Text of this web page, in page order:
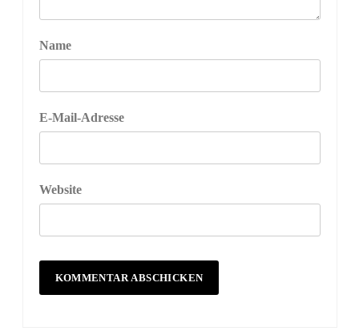
Name
E-Mail-Adresse
Website